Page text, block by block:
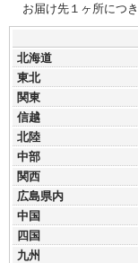
お届け先１ヶ所につき
北海道
東北
関東
信越
北陸
中部
関西
広島県内
中国
四国
九州